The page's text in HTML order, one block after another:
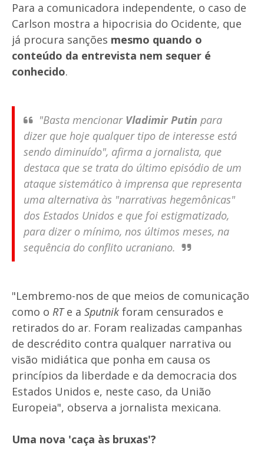
Para a comunicadora independente, o caso de
Carlson mostra a hipocrisia do Ocidente, que
já procura sanções mesmo quando o
conteúdo da entrevista nem sequer é
conhecido.
"Basta mencionarVladimir Putin para
dizer que hoje qualquer tipo de interesse está
sendo diminuído", afirma a jornalista, que
destaca que se trata do último episódio de um
ataque sistemático à imprensa que representa
uma alternativa às "narrativas hegemônicas"
dos Estados Unidos e que foi estigmatizado,
para dizer o mínimo, nos últimos meses, na
sequência do conflito ucraniano.
"Lembremo-nos de que meios de comunicação
como o RTe a Sputnik foram censurados e
retirados do ar. Foram realizadas campanhas
de descrédito contra qualquer narrativa ou
visão midiática que ponha em causa os
princípios da liberdade e da democracia dos
Estados Unidos e, neste caso, da União
Europeia", observa a jornalista mexicana.
Uma nova 'caça às bruxas'?